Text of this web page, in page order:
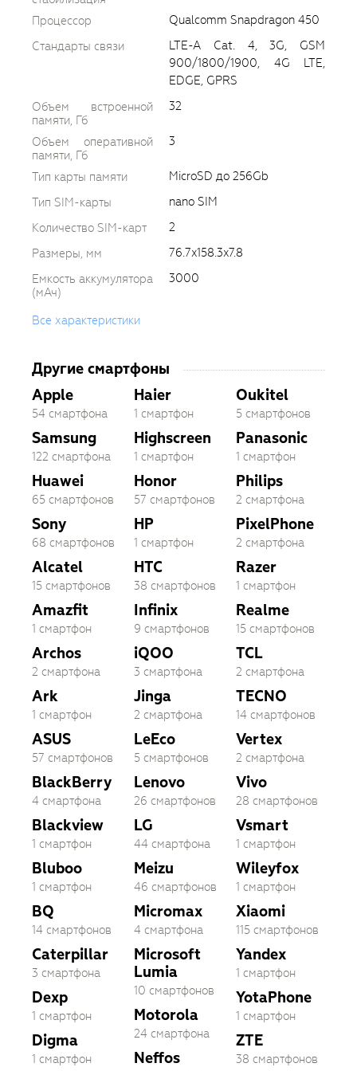
Процессор
Qualcomm Snapdragon 450
Стандарты связи
LTE-A Cat. 4, 3G, GSM
900/1800/1900, 4G LTE,
EDGE, GPRS
Объем встроенной
памяти, Гб
32
Объем оперативной
памяти, Гб
3
Тип карты памяти
MicroSD до 256Gb
Тип SIM-карты
nano SIM
Количество SIM-карт
2
Размеры, мм
76.7x158.3x7.8
Емкость аккумулятора
(мАч)
3000
Все характеристики
Другие смартфоны
Apple
54 смартфона
Samsung
122 смартфона
Huawei
65 смартфонов
Sony
68 смартфонов
Alcatel
15 смартфонов
Amazfit
1 смартфон
Archos
2 смартфона
Ark
1 смартфон
ASUS
57 смартфонов
BlackBerry
4 смартфона
Blackview
1 смартфон
Bluboo
1 смартфон
BQ
14 смартфонов
Caterpillar
3 смартфона
Dexp
1 смартфон
Digma
1 смартфон
Haier
1 смартфон
Highscreen
1 смартфон
Honor
57 смартфонов
HP
1 смартфон
HTC
38 смартфонов
Infinix
9 смартфонов
iQOO
3 смартфона
Jinga
2 смартфона
LeEco
5 смартфонов
Lenovo
26 смартфонов
LG
44 смартфона
Meizu
46 смартфонов
Micromax
4 смартфона
Microsoft
Lumia
10 смартфонов
Motorola
24 смартфона
Neffos
Oukitel
5 смартфонов
Panasonic
1 смартфон
Philips
2 смартфона
PixelPhone
2 смартфона
Razer
1 смартфон
Realme
15 смартфонов
TCL
2 смартфона
TECNO
14 смартфонов
Vertex
2 смартфона
Vivo
28 смартфонов
Vsmart
1 смартфон
Wileyfox
1 смартфон
Xiaomi
115 смартфонов
Yandex
1 смартфон
YotaPhone
1 смартфон
ZTE
38 смартфонов